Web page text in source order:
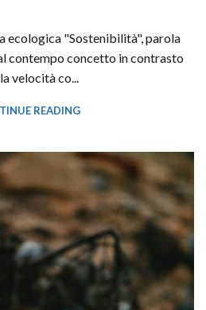
ecologica "Sostenibilità", parola
contempo concetto in contrasto
velocità co...
READING